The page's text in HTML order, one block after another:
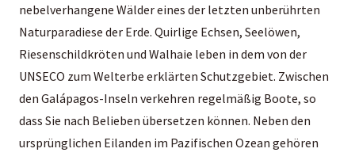
nebelverhangene Wälder eines der letzten unberührten
Naturparadiese der Erde. Quirlige Echsen, Seelöwen,
Riesenschildkröten und Walhaie leben in dem von der
UNSECO zum Welterbe erklärten Schutzgebiet. Zwischen
den Galápagos-Inseln verkehren regelmäßig Boote, so
dass Sie nach Belieben übersetzen können. Neben den
ursprünglichen Eilanden im Pazifischen Ozean gehören